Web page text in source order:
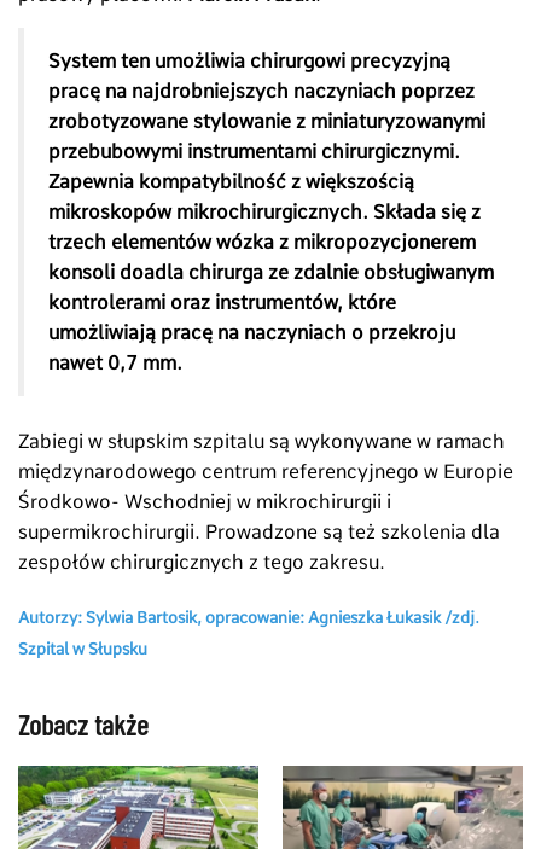
System ten umożliwia chirurgowi precyzyjną
pracę na najdrobniejszych naczyniach poprzez
zrobotyzowane stylowanie z miniaturyzowanymi
przebubowymi instrumentami chirurgicznymi.
Zapewnia kompatybilność z większością
mikroskopów mikrochirurgicznych. Składa się z
trzech elementów wózka z mikropozycjonerem
konsoli doadla chirurga ze zdalnie obsługiwanym
kontrolerami oraz instrumentów, które
umożliwiają pracę na naczyniach o przekroju
nawet 0,7 mm.
Zabiegi w słupskim szpitalu są wykonywane w ramach
międzynarodowego centrum referencyjnego w Europie
Środkowo- Wschodniej w mikrochirurgii i
supermikrochirurgii. Prowadzone są też szkolenia dla
zespołów chirurgicznych z tego zakresu.
Autorzy: Sylwia Bartosik, opracowanie: Agnieszka Łukasik /zdj.
Szpital w Słupsku
Zobacz także